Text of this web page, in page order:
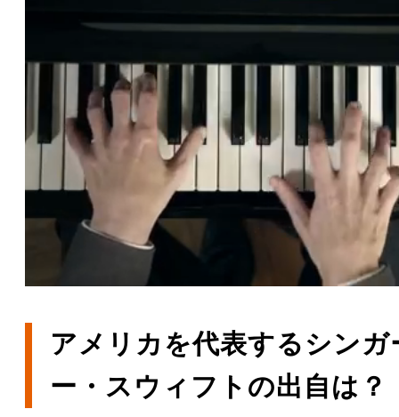
アメリカを代表するシンガ
ー・スウィフトの出自は？